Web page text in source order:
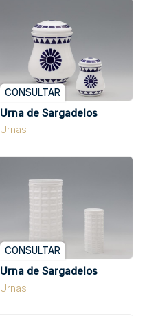
Urna de Sargadelos
Urnas
CONSULTAR
Urna de Sargadelos
Urnas
CONSULTAR